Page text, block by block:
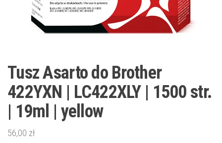
Tusz Asarto do Brother
422YXN | LC422XLY | 1500 str.
| 19ml | yellow
56,00 zł